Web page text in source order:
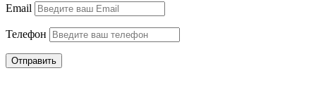
Email
Телефон
Отправить